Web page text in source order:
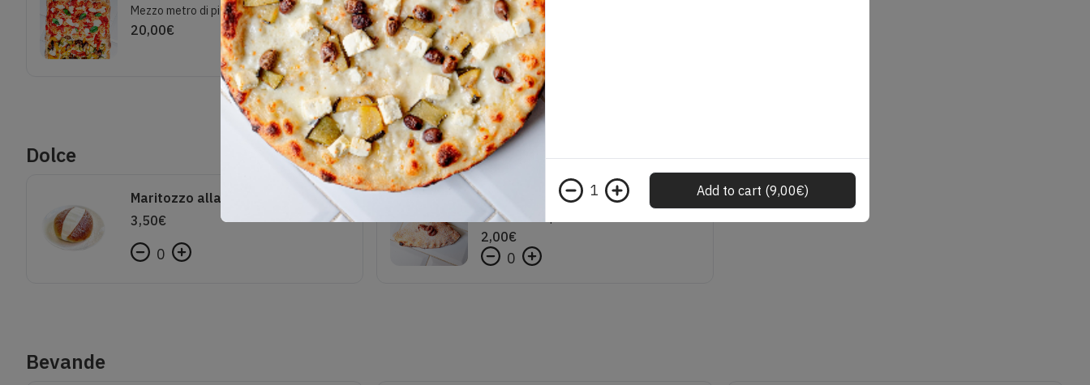
Mezzo metro di pizza a gusti diversi
20,00€ 15,00€
0
Dolce
Maritozzo alla panna
3,50€
0
Calzoncino al cioccolato
2,00€
0
Bevande
1 Add to cart (9,00€)